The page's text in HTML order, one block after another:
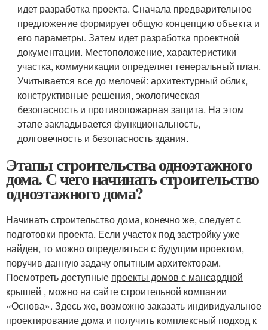
идет разработка проекта. Сначала предварительное
предложение формирует общую концепцию объекта и
его параметры. Затем идет разработка проектной
документации. Местоположение, характеристики
участка, коммуникации определяет генеральный план.
Учитывается все до мелочей: архитектурный облик,
конструктивные решения, экологическая
безопасность и противопожарная защита. На этом
этапе закладывается функциональность,
долговечность и безопасность здания.
Этапы строительства одноэтажного
дома. С чего начинать строительство
одноэтажного дома?
Начинать строительство дома, конечно же, следует с
подготовки проекта. Если участок под застройку уже
найден, то можно определяться с будущим проектом,
поручив данную задачу опытным архитекторам.
Посмотреть доступные проекты домов с мансардной
крышей , можно на сайте строительной компании
«Основа». Здесь же, возможно заказать индивидуальное
проектирование дома и получить комплексный подход к